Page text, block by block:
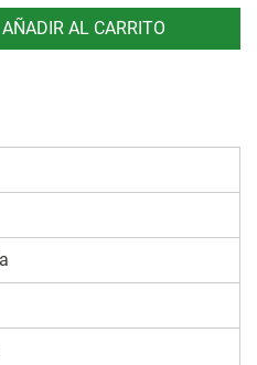
AÑADIR AL CARRITO